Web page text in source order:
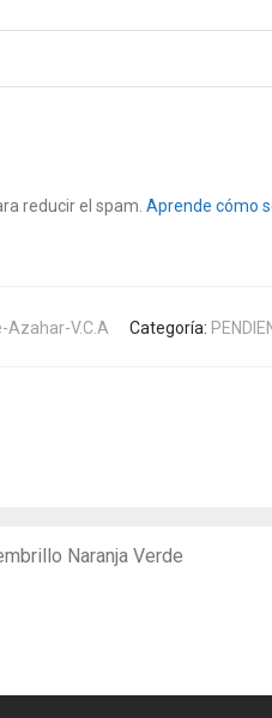
reducir el spam. Aprende cómo
Azahar-V.C.A Categoría:
Naranja Verde